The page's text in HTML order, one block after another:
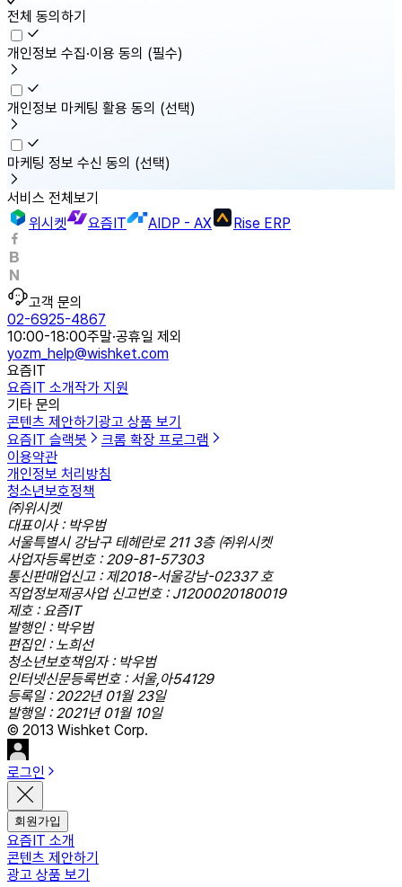
전체 동의하기
개인정보 수집·이용 동의 (필수)
개인정보 마케팅 활용 동의 (선택)
마케팅 정보 수신 동의 (선택)
서비스 전체보기
위시켓
요즘IT AIDP - AX Rise ERP
고객 문의
02-6925-4867
10:00-18:00주말·공휴일 제외
yozm_help@wishket.com
요즘IT
요즘IT 소개작가 지원
기타 문의
콘텐츠 제안하기 광고 상품 보기
요즘IT 슬랙봇
크롬 확장 프로그램
이용약관
개인정보 처리방침
청소년보호정책
㈜위시켓
대표이사 : 박우범
서울특별시 강남구 테헤란로 211 3층 ㈜위시켓
사업자등록번호 : 209-81-57303
통신판매업신고 : 제2018-서울강남-02337 호
직업정보제공사업 신고번호 : J1200020180019
제호 : 요즘IT
발행인 : 박우범
편집인 : 노희선
청소년보호책임자 : 박우범
인터넷신문등록번호 : 서울,아54129
등록일 : 2022년 01월 23일
발행일 : 2021년 01월 10일
© 2013 Wishket Corp.
로그인
회원가입
요즘IT 소개
콘텐츠 제안하기
광고 상품 보기